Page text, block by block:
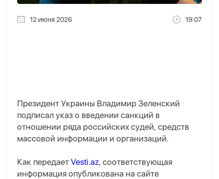
12 июня 2026 19:07
Президент Украины Владимир Зеленский
подписал указ о введении санкций в
отношении ряда российских судей, средств
массовой информации и организаций.
Как передает Vesti.az, соответствующая
информация опубликована на сайте